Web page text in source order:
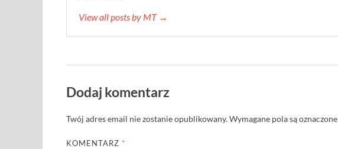
View all posts by MT →
Dodaj komentarz
Twój adres email nie zostanie opublikowany.Wymagane pola są oznaczone
KOMENTARZ *